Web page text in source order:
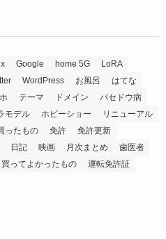
Google home 5G
LoRA
WordPress お風呂
はてな
テーマ ドメイン
バセドウ病
モデル ホビーショー
リニューアル
ったもの 免許
免許更新
日記 映画 月次まとめ
歯医者
買ってよかったもの
運転免許証